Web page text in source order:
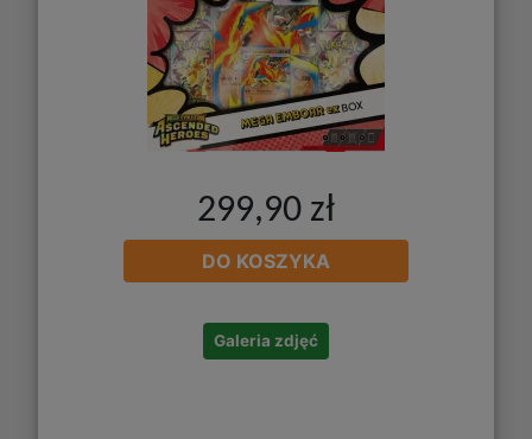
299,90 zł
DO KOSZYKA
Galeria zdjęć